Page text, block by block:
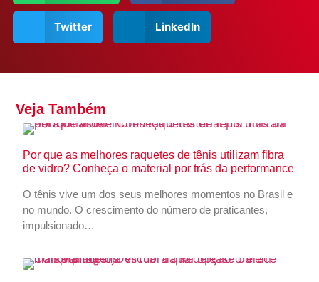
Twitter LinkedIn
Veja Também
Por que as melhores raquetes de tênis utilizam fibra
de vidro? Conheça o material por trás da performance
O tênis vive um dos seus melhores momentos no Brasil e
no mundo. O crescimento do número de praticantes,
impulsionado…